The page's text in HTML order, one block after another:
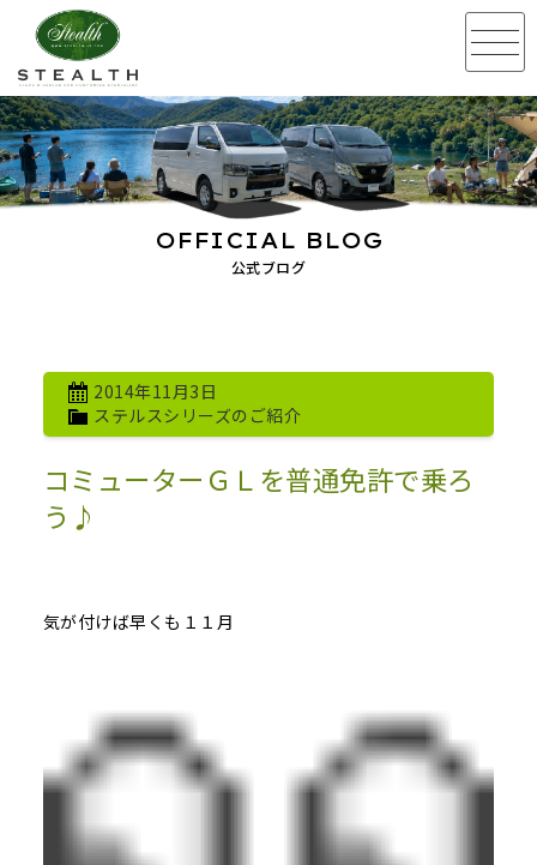
公式ブログ
OFFICIAL BLOG
2014年11月3日
ステルスシリーズのご紹介
コミューターＧＬを普通免許で乗ろ
う♪
気が付けば早くも１１月